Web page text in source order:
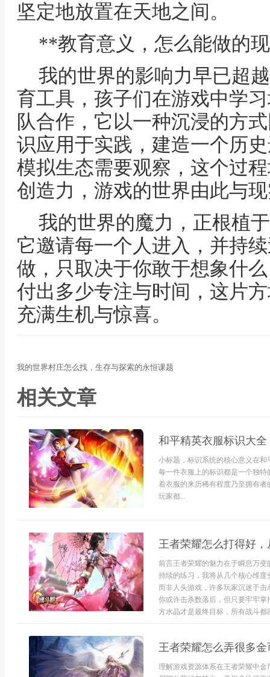
坚定地放置在天地之间。
**教育意义，怎么能做的
我的世界的影响力早已超
育工具，孩子们在游戏中学
队合作，它以一种沉浸的方
识应用于实践，建造一个历
模拟生态需要观察，这个过
创造力，游戏的世界由此与
我的世界的魔力，正根植
它邀请每一个人进入，并持
做，只取决于你敢于想象什
付出多少专注与时间，这片
充满生机与惊喜。
我的世界村庄怎么找，生存与探索的永恒课题
相关文章
和平精英衣服标识大
小标题，标识系统的核心意义在
每一件衣服上的标识都是一个独
着衣服的来历稀有程度乃至拥有
玩家都...
王者荣耀怎么打得好
前言王者荣耀的魅力在于瞬息万
持续的练习，我将从几个核心维
而非人头游戏，许多玩家沉迷于
你或许击杀数落后，但只要牢牢
方水晶才是最终目标，所有战斗都
王者荣耀怎么弄很多
理解游戏资源体系在王者荣耀中